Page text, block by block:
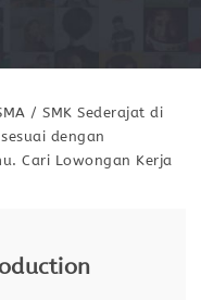
/ SMK Sederajat di
dengan
Cari Lowongan Kerja